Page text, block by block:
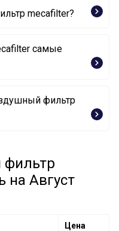
mecafilter?
самые
фильтр
на Август
Цена